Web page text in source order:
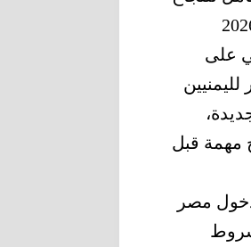
على
مهمة قبل
مصر
الشروط